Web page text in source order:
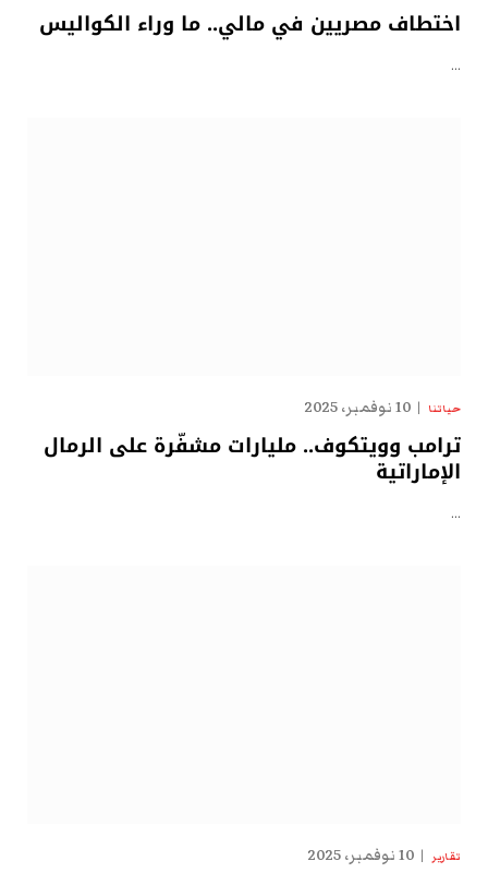
اختطاف مصريين في مالي.. ما وراء الكواليس
…
حياتنا 10 نوفمبر، 2025
ترامب وويتكوف.. مليارات مشفّرة على الرمال
الإماراتية
…
تقارير 10 نوفمبر، 2025